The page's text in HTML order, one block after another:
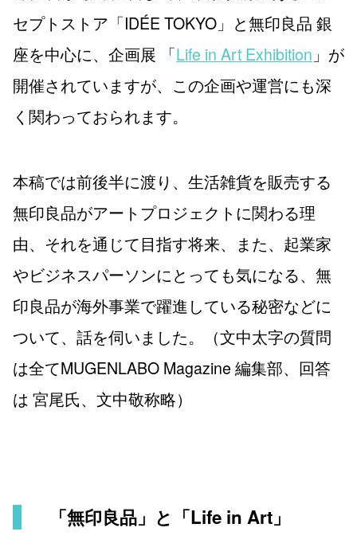
セプトストア「IDÉE TOKYO」と無印良品 銀
座を中心に、企画展 「Life in Art Exhibition 」が
開催されていますが、この企画や運営にも深
く関わっておられます。
本稿では前後半に渡り、生活雑貨を販売する
無印良品がアートプロジェクトに関わる理
由、それを通じて目指す将来、また、起業家
やビジネスパーソンにとっても気になる、無
印良品が海外事業で躍進している秘密などに
ついて、話を伺いました。（文中太字の質問
は全てMUGENLABO Magazine 編集部、回答
は 宮尾氏、文中敬称略）
「無印良品」と「Life in Art」